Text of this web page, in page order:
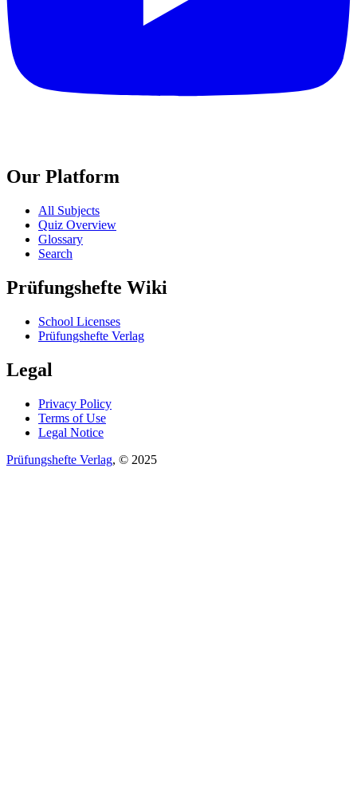
Our Platform
All Subjects
Quiz Overview
Glossary
Search
Prüfungshefte Wiki
School Licenses
Prüfungshefte Verlag
Legal
Privacy Policy
Terms of Use
Legal Notice
Prüfungshefte Verlag, © 2025